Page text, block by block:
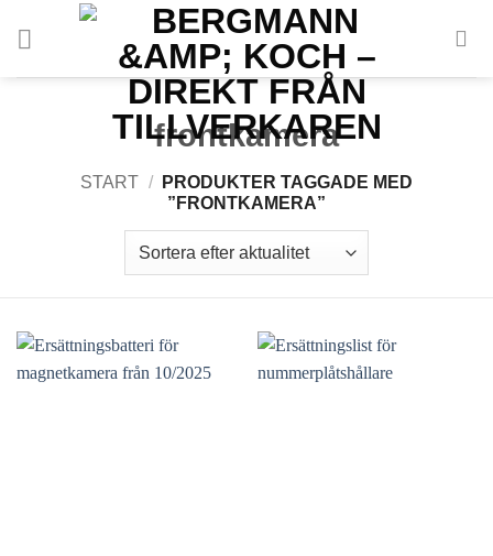
frontkamera
START /
PRODUKTER TAGGADE MED
”FRONTKAMERA”